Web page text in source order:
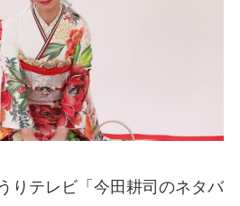
りテレビ「今田耕司のネタバ